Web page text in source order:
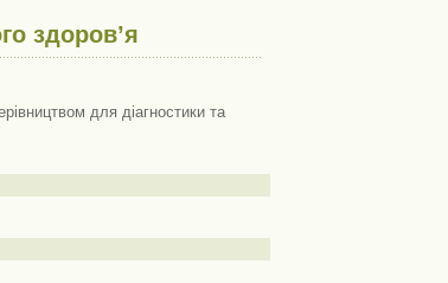
здоров’я
для діагностики та